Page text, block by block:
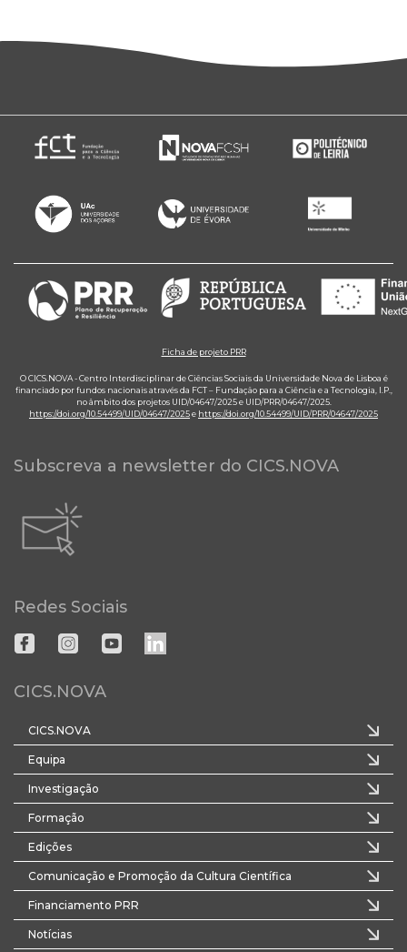
Ficha de projeto PRR
O CICS.NOVA - Centro Interdisciplinar de Ciências Sociais da Universidade Nova de Lisboa é
financiado por fundos nacionais através da FCT – Fundação para a Ciência e a Tecnologia, I.P.,
no âmbito dos projetos UID/04647/2025 e UID/PRR/04647/2025.
https://doi.org/10.54499/UID/04647/2025e https://doi.org/10.54499/UID/PRR/04647/2025
Subscreva a newsletter do CICS.NOVA
Redes Sociais
CICS.NOVA
CICS.NOVA
Equipa
Investigação
Formação
Edições
Comunicação e Promoção da Cultura Científica
Financiamento PRR
Notícias